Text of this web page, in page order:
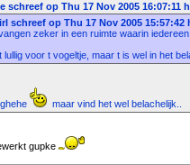
schreef op Thu 17 Nov 2005 16:07:11
schreef op Thu 17 Nov 2005 15:57:42
zeker in een ruimte waarin
lullig voor t vogeltje, maar t is wel in het
maar vind het wel belachelijk..
gupke